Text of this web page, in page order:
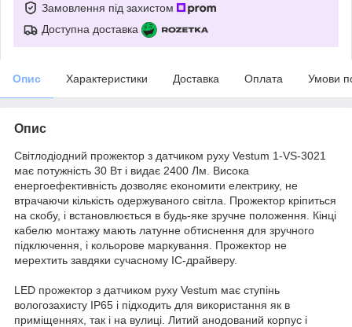
Замовлення під захистом
Доступна доставка
Опис Характеристики Доставка Оплата Умови
Опис
Світлодіодний прожектор з датчиком руху Vestum 1-VS-3021
має потужність 30 Вт і видає 2400 Лм. Висока
енергоефективність дозволяє економити електрику, не
втрачаючи кількість одержуваного світла. Прожектор кріпиться
на скобу, і встановлюється в будь-яке зручне положення. Кінці
кабелю монтажу мають латунне обтиснення для зручного
підключення, і кольорове маркування. Прожектор не
мерехтить завдяки сучасному IC-драйверу.
LED прожектор з датчиком руху Vestum має ступінь
вологозахисту IP65 і підходить для використання як в
приміщеннях, так і на вулиці. Литий анодований корпус і